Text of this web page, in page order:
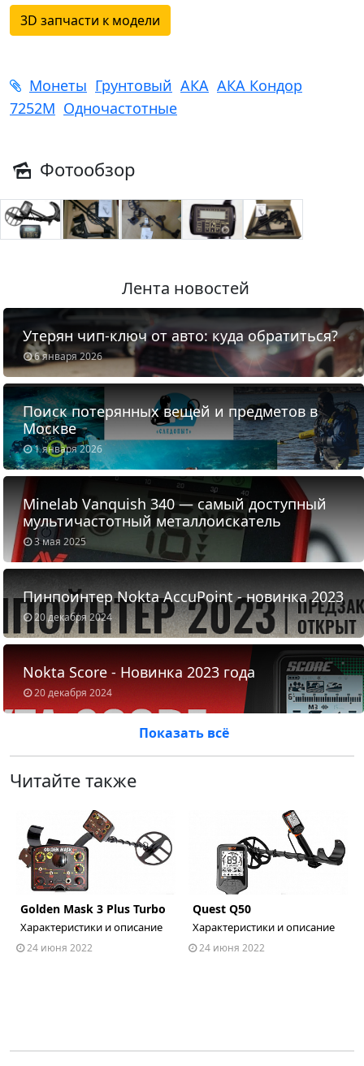
3D запчасти к модели
Монеты Грунтовый АКА АКА Кондор
7252М Одночастотные
Фотообзор
Лента новостей
6 января 2026
Утерян чип-ключ от авто: куда обратиться?
1 января 2026
Поиск потерянных вещей и предметов в
Москве
3 мая 2025
Minelab Vanquish 340 — самый доступный
мультичастотный металлоискатель
20 декабря 2024
Пинпоинтер Nokta AccuPoint - новинка 2023
20 декабря 2024
Nokta Score - Новинка 2023 года
Показать всё
Читайте также
Golden Mask 3 Plus Turbo
Характеристики и описание
24 июня 2022
Quest Q50
Характеристики и описание
24 июня 2022